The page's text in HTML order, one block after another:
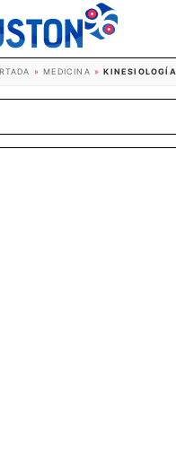
»MEDICINA »KINESIOLOGÍA